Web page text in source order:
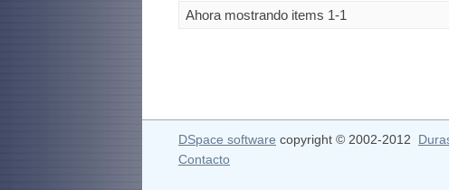
Ahora mostrando items 1-1
DSpace software copyright © 2002-2012
Contacto